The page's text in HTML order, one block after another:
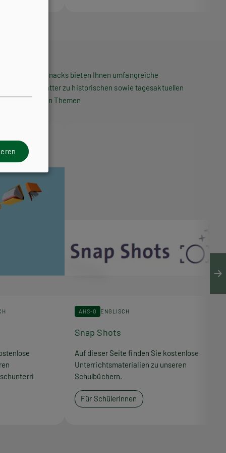
Die HPT Snacks bieten Ihnen umfangreiche
Arbeitsblätter zu historischen sowie tagesaktuellen
politischen Themen
AHS-O ENGLISCH
Snap Shots
Auf dieser Seite finden Sie kostenlose
Unterrichtsmaterialien zu unseren
Schulbüchern.
Für SchülerInnen